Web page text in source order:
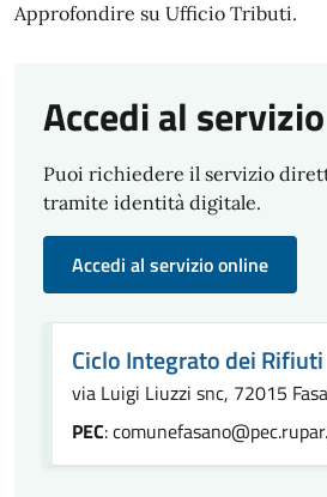
Approfondire su Ufficio Tributi.
Accedi al servizio
Puoi richiedere il servizio
tramite identità digitale.
Accedi al servizio online
Ciclo Integrato dei Rifiuti
via Luigi Liuzzi snc, 72015
PEC: